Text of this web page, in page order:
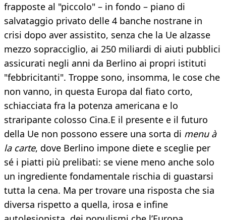
frapposte al "piccolo" – in fondo – piano di
salvataggio privato delle 4 banche nostrane in
crisi dopo aver assistito, senza che la Ue alzasse
mezzo sopracciglio, ai 250 miliardi di aiuti pubblici
assicurati negli anni da Berlino ai propri istituti
"febbricitanti". Troppe sono, insomma, le cose che
non vanno, in questa Europa dal fiato corto,
schiacciata fra la potenza americana e lo
straripante colosso Cina.E il presente e il futuro
della Ue non possono essere una sorta di menu à
la carte, dove Berlino impone diete e sceglie per
sé i piatti più prelibati: se viene meno anche solo
un ingrediente fondamentale rischia di guastarsi
tutta la cena. Ma per trovare una risposta che sia
diversa rispetto a quella, irosa e infine